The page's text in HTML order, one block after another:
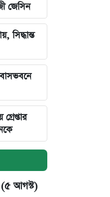
জেসিন
সিদ্ধান্ত
(৫ আগস্ট)